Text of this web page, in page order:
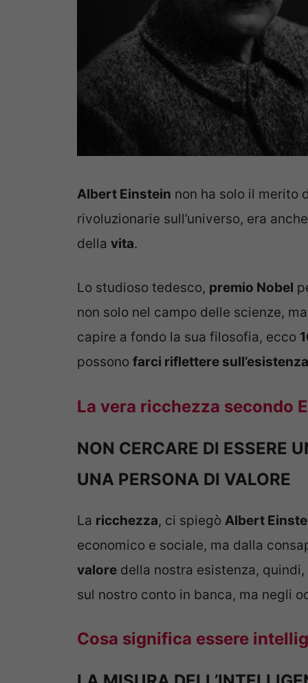
Albert Einstein non ha solo il merito
rivoluzionarie sull’universo, era
della vita.
Lo studioso tedesco, premio Nobel
non solo nel campo delle scienze,
capire a fondo la sua filosofia, ecco
possono farci riflettere
La vera ricchezza secondo
NON CERCARE DI ESSERE
UNA PERSONA DI VALORE
La ricchezza, ci spiegò Albert
economico e sociale, ma dalla
valore della nostra esistenza,
sul nostro conto in banca, ma negli
Cosa significa essere